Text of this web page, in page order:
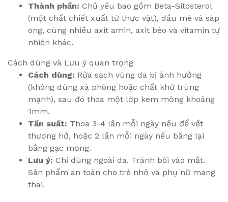
Thành phần: Chủ yếu bao gồm Beta-Sitosterol
(một chất chiết xuất từ thực vật), dầu mè và sáp
ong, cùng nhiều axit amin, axit béo và vitamin tự
nhiên khác.
Cách dùng và Lưu ý quan trọng
Cách dùng: Rửa sạch vùng da bị ảnh hưởng
(không dùng xà phòng hoặc chất khử trùng
mạnh), sau đó thoa một lớp kem mỏng khoảng
1mm.
Tần suất: Thoa 3-4 lần mỗi ngày nếu để vết
thương hở, hoặc 2 lần mỗi ngày nếu băng lại
bằng gạc mỏng.
Lưu ý: Chỉ dùng ngoài da. Tránh bôi vào mắt.
Sản phẩm an toàn cho trẻ nhỏ và phụ nữ mang
thai.